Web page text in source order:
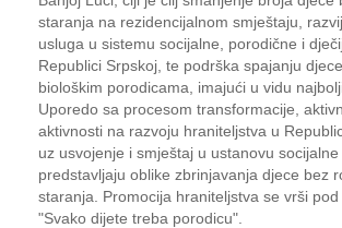
staranja na rezidencijalnom smještaju,
usluga u sistemu socijalne, porodične i
Republici Srpskoj, te podrška spajanju
biološkim porodicama, imajući u vidu
Uporedo sa procesom transformacije,
aktivnosti na razvoju hraniteljstva u
uz usvojenje i smještaj u ustanovu socijalne
predstavljaju oblike zbrinjavanja djece bez
staranja. Promocija hraniteljstva se vrši
"Svako dijete treba porodicu".